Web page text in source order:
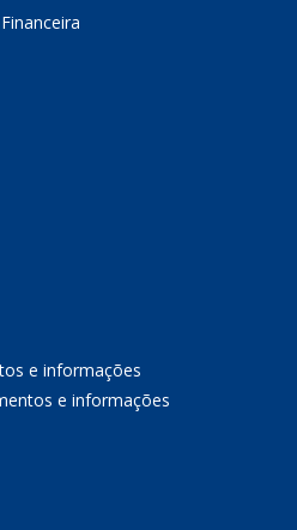
e informações
e informações